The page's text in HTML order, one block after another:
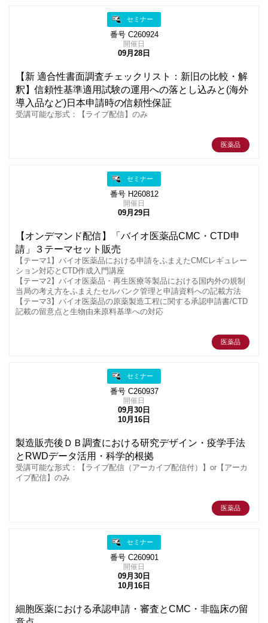
セミナー
番号 C260924
開催日
09月28日
【新 適合性書面調査チェックリスト：新旧の比較・解
釈】信頼性基準適用試験の運用への落とし込みと(海外
導入品など)日本申請時の信頼性保証
受講可能な形式：【ライブ配信】のみ
医薬品
セミナー
番号 H260812
開催日
09月29日
【オンデマンド配信】「バイオ医薬品CMC・CTD申
請」３テーマセット販売
【テーマ1】バイオ医薬品における申請をふまえたCMCレギュレー
ション対応とCTD作成入門講座
【テーマ2】バイオ医薬品・再生医療等製品における国内外の規制
当局の考え方をふまえたセルバンク管理と申請資料への記載方法
【テーマ3】バイオ医薬品の原薬製造工程に関する承認申請書/CTD
記載の留意点と生物由来原料基準への対応
医薬品
セミナー
番号 C260937
開催日
09月30日
10月16日
製造販売後ＤＢ調査における研究デザイン・疫学手法
とRWDデータ活用・科学的根拠
受講可能な形式：【ライブ配信（アーカイブ配信付）】or【アーカ
イブ配信】のみ
医薬品
セミナー
番号 C260901
開催日
09月30日
10月16日
細胞医薬における承認申請・審査とCMC・非臨床の留